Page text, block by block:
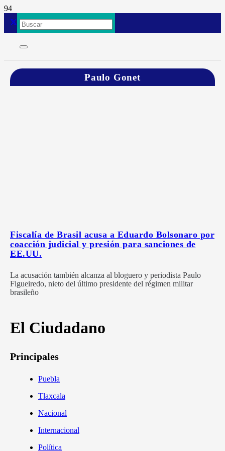
Paulo Gonet
Fiscalía de Brasil acusa a Eduardo Bolsonaro por
coacción judicial y presión para sanciones de
EE.UU.
La acusación también alcanza al bloguero y periodista Paulo
Figueiredo, nieto del último presidente del régimen militar
brasileño
El Ciudadano
Principales
Puebla
Tlaxcala
Nacional
Internacional
Política